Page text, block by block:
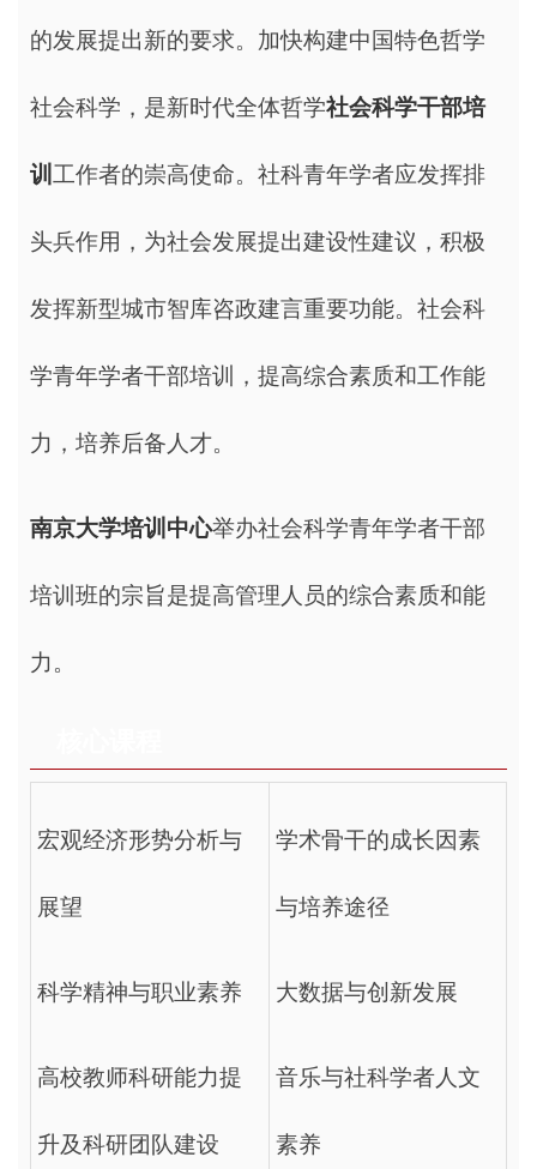
的发展提出新的要求。加快构建中国特色哲学
社会科学，是新时代全体哲学社会科学干部培
训 工作者的崇高使命。社科青年学者应发挥排
头兵作用，为社会发展提出建设性建议，积极
发挥新型城市智库咨政建言重要功能。社会科
学青年学者干部培训，提高综合素质和工作能
力，培养后备人才。
南京大学培训中心举办社会科学青年学者干部
培训班的宗旨是提高管理人员的综合素质和能
力。
宏观经济形势分析与
展望
科学精神与职业素养
高校教师科研能力提
升及科研团队建设
学术骨干的成长因素
与培养途径
大数据与创新发展
音乐与社科学者人文
素养